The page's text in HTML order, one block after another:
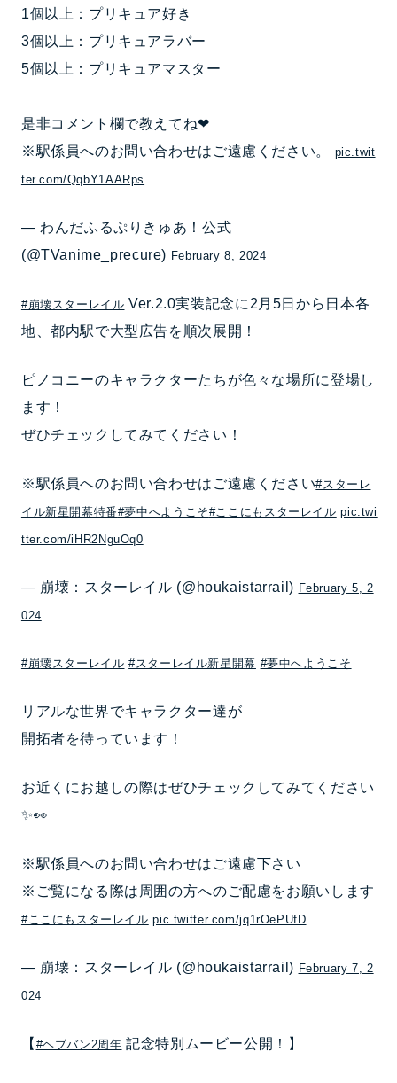
1個以上：プリキュア好き
3個以上：プリキュアラバー
5個以上：プリキュアマスター
是非コメント欄で教えてね❤
※駅係員へのお問い合わせはご遠慮ください。 pic.twit
ter.com/QqbY1AARps
— わんだふるぷりきゅあ！公式
(@TVanime_precure) February 8, 2024
#崩壊スターレイル Ver.2.0実装記念に2月5日から日本各
地、都内駅で大型広告を順次展開！
ピノコニーのキャラクターたちが色々な場所に登場し
ます！
ぜひチェックしてみてください！
※駅係員へのお問い合わせはご遠慮ください#スターレ
イル新星開幕特番#夢中へようこそ#ここにもスターレイル pic.twi
tter.com/iHR2NguOq0
— 崩壊：スターレイル (@houkaistarrail) February 5, 2
024
#崩壊スターレイル #スターレイル新星開幕 #夢中へようこそ
リアルな世界でキャラクター達が
開拓者を待っています！
お近くにお越しの際はぜひチェックしてみてください
✨👀
※駅係員へのお問い合わせはご遠慮下さい
※ご覧になる際は周囲の方へのご配慮をお願いします
#ここにもスターレイル pic.twitter.com/jq1rOePUfD
— 崩壊：スターレイル (@houkaistarrail) February 7, 2
024
【 #ヘブバン2周年 記念特別ムービー公開！】